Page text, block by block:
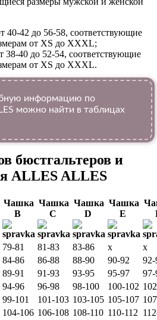
40-42 до 56-58, соответствующие
от XS до XXXL;
38-40 до 52-54, соответствующие
от XS до XXXL.
информацию по
можно найти в таблицах
бюстгальтеров и
ALLES ALLES
Чашка
B
Чашка
C
Чашка
D
Чашка
E
79-81 81-83 83-86 x
x
84-86 86-88 88-90 90-92
92-
89-91 91-93 93-95 95-97
97-
94-96 96-98 98-100 100-102
99-101 101-103 103-105 105-107
104-106 106-108 108-110 110-112